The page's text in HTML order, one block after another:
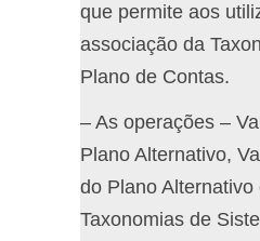
que permite aos
associação da
Plano de Contas.
– As operações –
Plano Alternativo,
do Plano Alternativo
Taxonomias de